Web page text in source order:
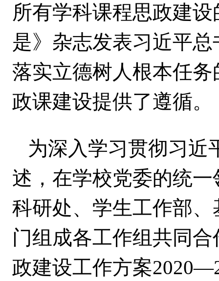
所有学科课程思政建
是》杂志发表习近平
落实立德树人根本任
政课建设提供了遵循。
为深入学习贯彻习近
述，在学校党委的统
科研处、学生工作部
门组成各工作组共同
政建设工作方案